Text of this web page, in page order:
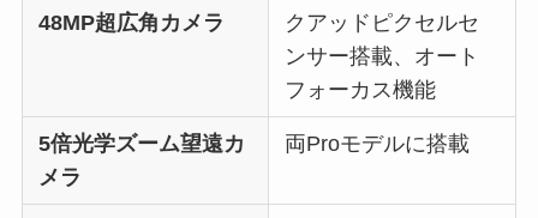
48MP超広角カメラ
クアッドピクセルセ
ンサー搭載、オート
フォーカス機能
5倍光学ズーム望遠カ
メラ
両Proモデルに搭載